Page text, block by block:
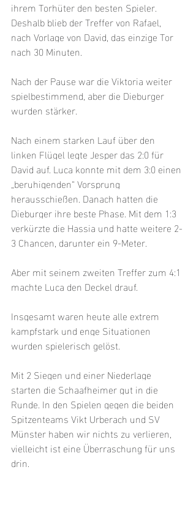
ihrem Torhüter den besten Spieler.
Deshalb blieb der Treffer von Rafael,
nach Vorlage von David, das einzige Tor
nach 30 Minuten.
Nach der Pause war die Viktoria weiter
spielbestimmend, aber die Dieburger
wurden stärker.
Nach einem starken Lauf über den
linken Flügel legte Jesper das 2:0 für
David auf. Luca konnte mit dem 3:0 einen
„beruhigenden“ Vorsprung
herausschießen. Danach hatten die
Dieburger ihre beste Phase. Mit dem 1:3
verkürzte die Hassia und hatte weitere 2-
3 Chancen, darunter ein 9-Meter.
Aber mit seinem zweiten Treffer zum 4:1
machte Luca den Deckel drauf.
Insgesamt waren heute alle extrem
kampfstark und enge Situationen
wurden spielerisch gelöst.
Mit 2 Siegen und einer Niederlage
starten die Schaafheimer gut in die
Runde. In den Spielen gegen die beiden
Spitzenteams Vikt Urberach und SV
Münster haben wir nichts zu verlieren,
vielleicht ist eine Überraschung für uns
drin.